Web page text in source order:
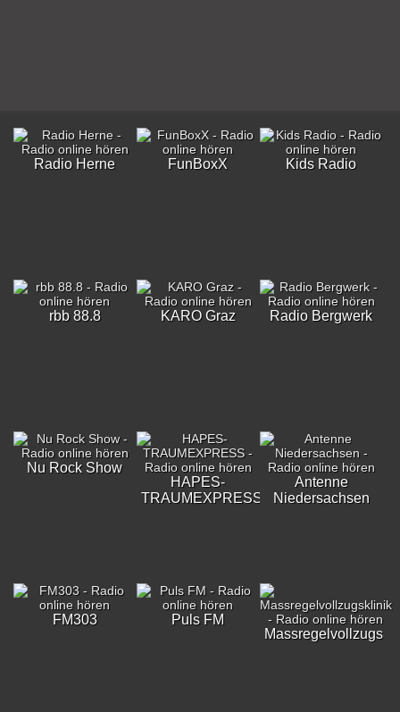
Radio Herne FunBoxX Kids Radio
rbb 88.8 KARO Graz Radio Bergwerk
Nu Rock Show
HAPES-
TRAUMEXPRESS
Antenne
Niedersachsen
FM303
Puls FM